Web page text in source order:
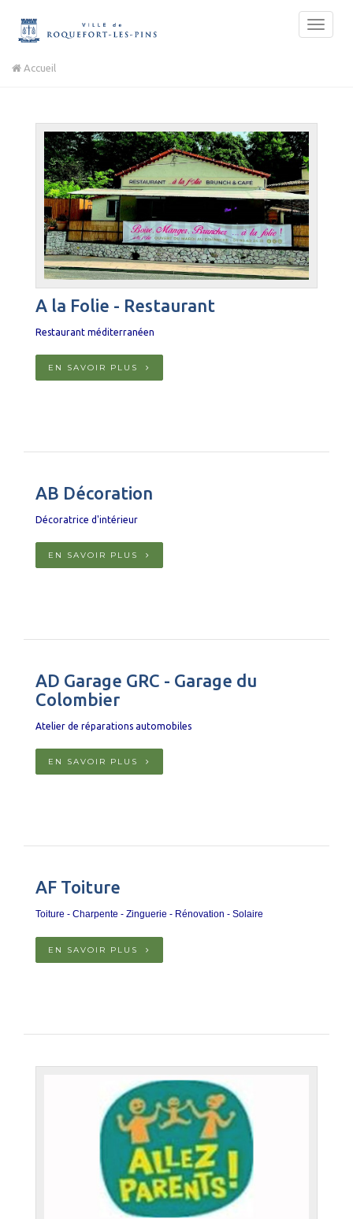
Accueil
A la Folie - Restaurant
Restaurant méditerranéen
EN SAVOIR PLUS
AB Décoration
Décoratrice d'intérieur
EN SAVOIR PLUS
AD Garage GRC - Garage du
Colombier
Atelier de réparations automobiles
EN SAVOIR PLUS
AF Toiture
Toiture - Charpente - Zinguerie - Rénovation - Solaire
EN SAVOIR PLUS